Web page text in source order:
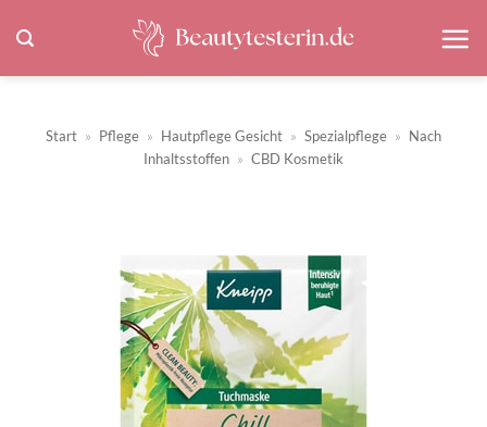
Inhalt
springen
Start » Pflege » Hautpflege Gesicht » Spezialpflege » Nach
Inhaltsstoffen » CBD Kosmetik